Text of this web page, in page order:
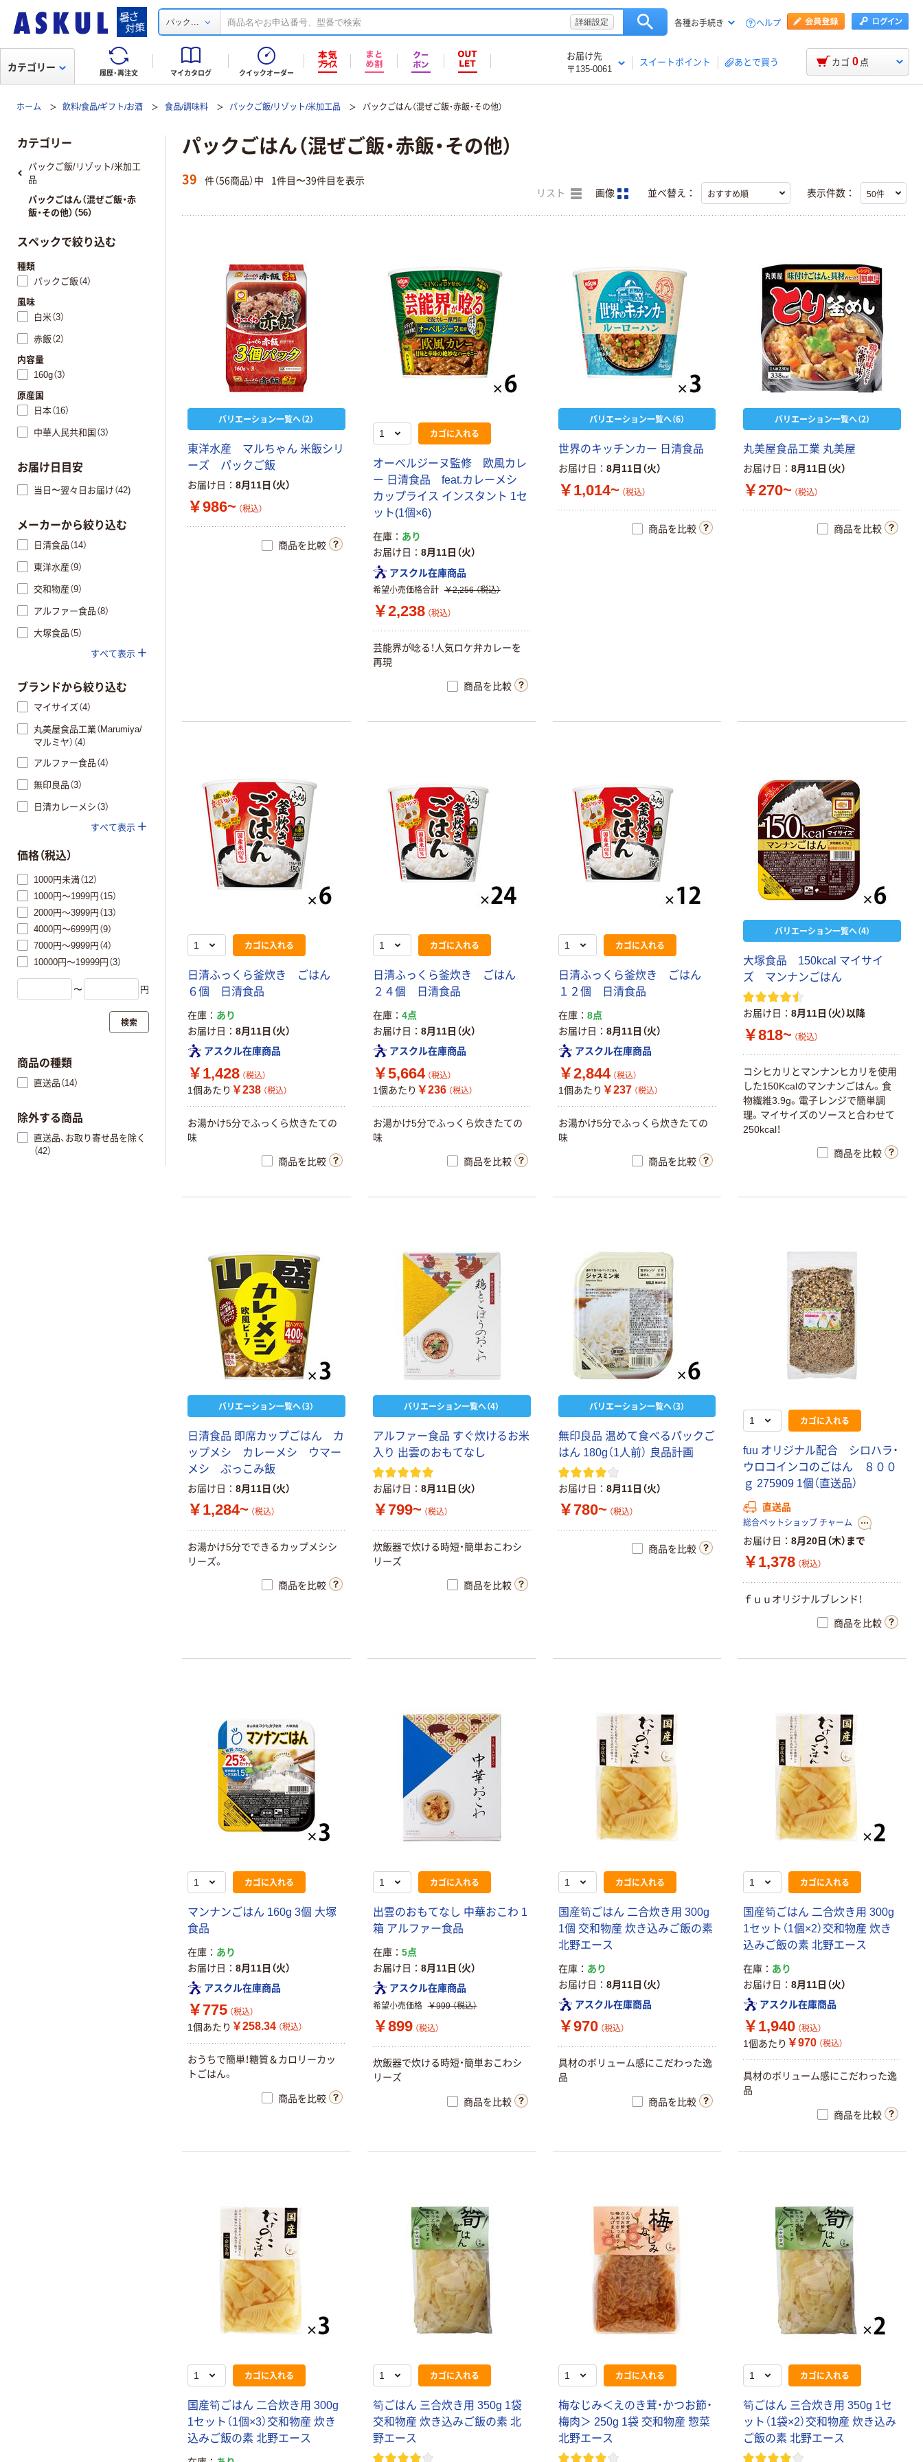
パック ... 詳細設定 各種お手続き ヘルプ
履歴・再注文 マイカタログ クイックオーダー
お届け先
〒135-0061
スイートポイント あとで買う
カテゴリー カゴ 0 点
ホーム 飲料/食品/ギフト/お酒 食品/調味料 パックご飯/リゾット/米加工品 パックごはん（混ぜご飯・赤飯・その他）
パックごはん（混ぜご飯・赤飯・その他）
39 件（56商品）中 1件目〜39件目を表示
リスト 画像 並べ替え： 表示件数：
バリエーション一覧へ（2）
東洋水産 マルちゃん 米飯シリ
ーズ パックご飯
お届け日 8月11日（火）
￥986~ （税込）
商品を比較
カゴに入れる
オーベルジーヌ監修 欧風カレ
ー 日清食品 feat.カレーメシ
カップライス インスタント 1セ
ット(1個×6)
在庫
あり
お届け日
8月11日（火）
アスクル在庫商品
希望小売価格合計 ￥2,256 （税込）
￥2,238 （税込）
芸能界が唸る！人気ロケ弁カレーを
再現
商品を比較
バリエーション一覧へ（6）
世界のキッチンカー 日清食品
お届け日 8月11日（火）
￥1,014~ （税込）
商品を比較
バリエーション一覧へ（2）
丸美屋食品工業 丸美屋
お届け日 8月11日（火）
￥270~ （税込）
商品を比較
カゴに入れる
日清ふっくら釜炊き ごはん
６個 日清食品
在庫
あり
お届け日
8月11日（火）
アスクル在庫商品
￥1,428 （税込）
1個あたり ￥238 （税込）
お湯かけ5分でふっくら炊きたての
味
商品を比較
カゴに入れる
日清ふっくら釜炊き ごはん
２４個 日清食品
在庫
4点
お届け日
8月11日（火）
アスクル在庫商品
￥5,664 （税込）
1個あたり ￥236 （税込）
お湯かけ5分でふっくら炊きたての
味
商品を比較
カゴに入れる
日清ふっくら釜炊き ごはん
１２個 日清食品
在庫
8点
お届け日
8月11日（火）
アスクル在庫商品
￥2,844 （税込）
1個あたり ￥237 （税込）
お湯かけ5分でふっくら炊きたての
味
商品を比較
バリエーション一覧へ（4）
大塚食品 150kcal マイサイ
ズ マンナンごはん
お届け日 8月11日（火）以降
￥818~ （税込）
コシヒカリとマンナンヒカリを使用
した150Kcalのマンナンごはん。食
物繊維3.9g。電子レンジで簡単調
理。マイサイズのソースと合わせて
250kcal！
商品を比較
バリエーション一覧へ（3）
日清食品 即席カップごはん カ
ップメシ カレーメシ ウマー
メシ ぶっこみ飯
お届け日 8月11日（火）
￥1,284~ （税込）
お湯かけ5分でできるカップメシシ
リーズ。
商品を比較
バリエーション一覧へ（4）
アルファー食品 すぐ炊けるお米
入り 出雲のおもてなし
お届け日 8月11日（火）
￥799~ （税込）
炊飯器で炊ける時短・簡単おこわシ
リーズ
商品を比較
バリエーション一覧へ（3）
無印良品 温めて食べるパックご
はん 180g（1人前） 良品計画
お届け日 8月11日（火）
￥780~ （税込）
商品を比較
カゴに入れる
fuu オリジナル配合 シロハラ・
ウロコインコのごはん ８００
ｇ 275909 1個（直送品）
直送品
総合ペットショップ チャーム
お届け日 8月20日（木）まで
￥1,378 （税込）
ｆｕｕオリジナルブレンド！
商品を比較
カゴに入れる
マンナンごはん 160g 3個 大塚
食品
在庫
あり
お届け日
8月11日（火）
アスクル在庫商品
￥775 （税込）
1個あたり ￥258.34 （税込）
おうちで簡単！糖質＆カロリーカッ
トごはん。
商品を比較
カゴに入れる
出雲のおもてなし 中華おこわ 1
箱 アルファー食品
在庫
5点
お届け日
8月11日（火）
アスクル在庫商品
希望小売価格 ￥999 （税込）
￥899 （税込）
炊飯器で炊ける時短・簡単おこわシ
リーズ
商品を比較
カゴに入れる
国産筍ごはん 二合炊き用 300g
1個 交和物産 炊き込みご飯の素
北野エース
在庫
あり
お届け日
8月11日（火）
アスクル在庫商品
￥970 （税込）
具材のボリューム感にこだわった逸
品
商品を比較
カゴに入れる
国産筍ごはん 二合炊き用 300g
1セット（1個×2）交和物産 炊き
込みご飯の素 北野エース
在庫
あり
お届け日
8月11日（火）
アスクル在庫商品
￥1,940 （税込）
1個あたり ￥970 （税込）
具材のボリューム感にこだわった逸
品
商品を比較
カゴに入れる
国産筍ごはん 二合炊き用 300g
1セット（1個×3）交和物産 炊き
込みご飯の素 北野エース
カゴに入れる
筍ごはん 三合炊き用 350g 1袋
交和物産 炊き込みご飯の素 北
野エース
カゴに入れる
梅なじみ＜えのき茸・かつお節・
梅肉＞ 250g 1袋 交和物産 惣菜
北野エース
カゴに入れる
筍ごはん 三合炊き用 350g 1セ
ット（1袋×2）交和物産 炊き込み
ご飯の素 北野エース
カテゴリー
パックご飯/リゾット/米加工
品
パックごはん（混ぜご飯・赤
飯・その他）（56）
スペックで絞り込む
種類
パックご飯（4）
風味
白米（3）
赤飯（2）
内容量
160g（3）
原産国
日本（16）
中華人民共和国（3）
お届け日目安
当日〜翌々日お届け（42)
メーカーから絞り込む
日清食品（14）
東洋水産（9）
交和物産（9）
アルファー食品（8）
大塚食品（5）
すべて表示
ブランドから絞り込む
マイサイズ（4）
丸美屋食品工業（Marumiya/
マルミヤ）（4）
アルファー食品（4）
無印良品（3）
日清カレーメシ（3）
すべて表示
価格（税込）
1000円未満（12）
1000円～1999円（15）
2000円～3999円（13）
4000円～6999円（9）
7000円～9999円（4）
10000円～19999円（3）
〜 円
検索
商品の種類
直送品（14）
除外する商品
直送品、お取り寄せ品を除く
（42）